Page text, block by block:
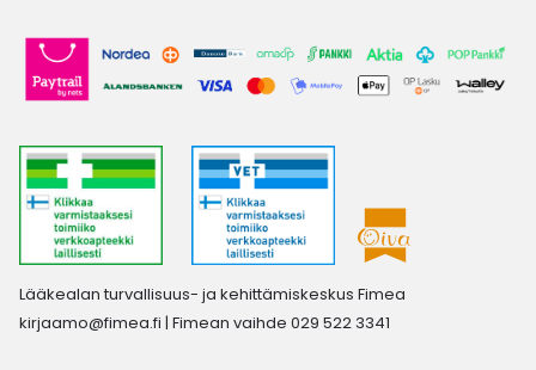
Lääkealan turvallisuus- ja kehittämiskeskus Fimea
kirjaamo@fimea.fi | Fimean vaihde 029 522 3341